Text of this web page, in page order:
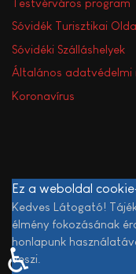
Sóvidék Turisztikai
Sóvidéki Szálláshelyek
Általános adatvédelmi
Koronavírus
Ez a weboldal
Kedves Látogató!
élmény fokozásának
honlapunk
veszi.